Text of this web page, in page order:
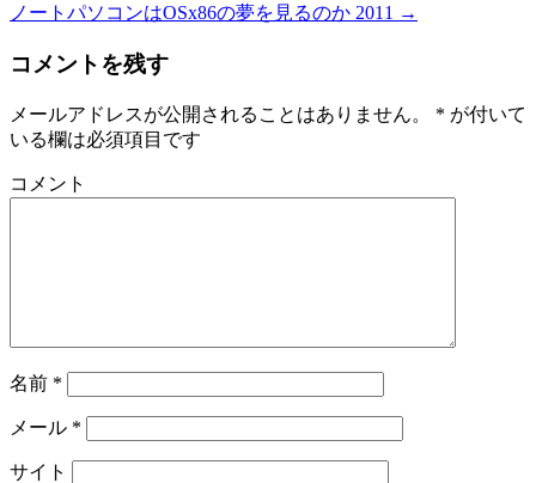
ノートパソコンはOSx86の夢を見るのか 2011 →
コメントを残す
メールアドレスが公開されることはありません。 * が付いて
いる欄は必須項目です
コメント
名前 *
メール *
サイト